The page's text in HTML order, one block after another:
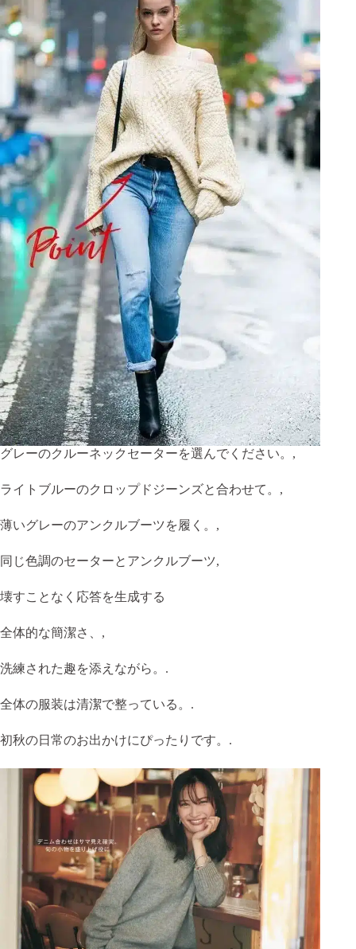
グレーのクルーネックセーターを選んでください。,
ライトブルーのクロップドジーンズと合わせて。,
薄いグレーのアンクルブーツを履く。,
同じ色調のセーターとアンクルブーツ,
壊すことなく応答を生成する
全体的な簡潔さ、,
洗練された趣を添えながら。.
全体の服装は清潔で整っている。.
初秋の日常のお出かけにぴったりです。.